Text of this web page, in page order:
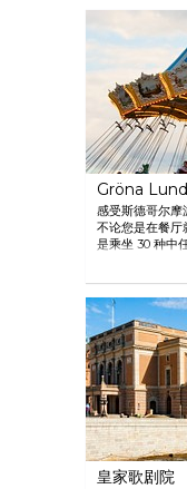
Gröna
感受斯德哥尔摩
不论您是在餐厅
是乘坐 30 种中
皇家歌剧院